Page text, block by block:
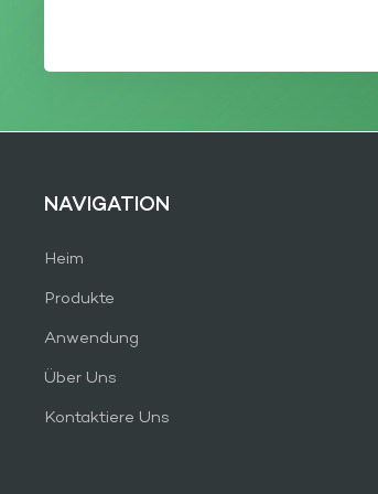
NAVIGATION
Heim
Produkte
Anwendung
Über Uns
Kontaktiere Uns